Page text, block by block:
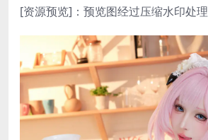
[资源预览]：预览图经过压缩水印处理